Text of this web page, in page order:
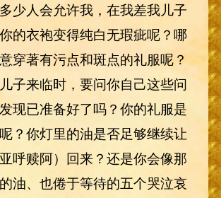
少人会允许我，在我差我儿子
的衣袍变得纯白无瑕疵呢？哪
穿著有污点和斑点的礼服呢？
子来临时，要问你自己这些问
现已准备好了吗？你的礼服是
？你灯里的油是否足够继续让
呼赎阿）回来？还是你会像那
油、也倦于等待的五个哭泣哀